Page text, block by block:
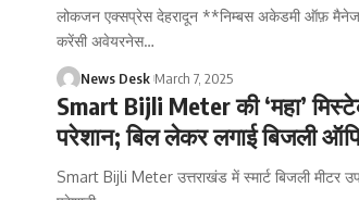
लोकजन एक्सप्रेस देहरादून **निम्बस अकेडमी ऑफ़
करेंसी अवेयरनेस…
News Desk March 7, 2025
Smart Bijli Meter की ‘महा’
परेशान; बिल लेकर लगाई बिजली
Smart Bijli Meter उत्तराखंड में स्मार्ट बिजली मीटर